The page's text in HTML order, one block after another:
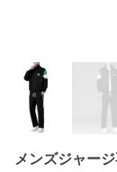
メンズジャー